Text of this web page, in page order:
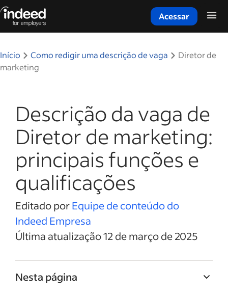
Acessar
Início
Como redigir uma descrição de vaga
Diretor de
marketing
Descrição da vaga de
Diretor de marketing:
principais funções e
qualificações
Editado porEquipe de conteúdo do
Indeed Empresa
Última atualização 12 de março de 2025
Nesta página